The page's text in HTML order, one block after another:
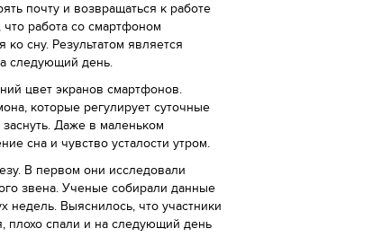
почту и возвращаться к работе
работа со смартфоном
сну. Результатом является
следующий день.
цвет экранов смартфонов.
которые регулирует суточные
Даже в маленьком
сна и чувство усталости утром.
В первом они исследовали
звена. Ученые собирали данные
Выяснилось, что участники
плохо спали и на следующий день